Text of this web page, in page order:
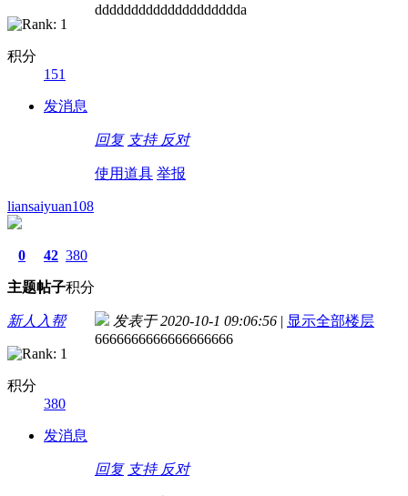
积分
151
发消息
dddddddddddddddddddda
回复 支持 反对
使用道具 举报
liansaiyuan108
0
主题
42
帖子
380
积分
新人入帮
积分
380
发消息
发表于 2020-10-1 09:06:56 | 显示全部楼层
6666666666666666666
回复 支持 反对